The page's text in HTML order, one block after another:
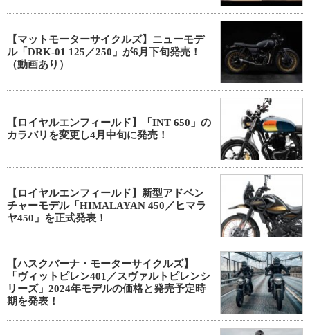
【マットモーターサイクルズ】ニューモデ
ル「DRK-01 125／250」が6月下旬発売！
（動画あり）
【ロイヤルエンフィールド】「INT 650」の
カラバリを変更し4月中旬に発売！
【ロイヤルエンフィールド】新型アドベン
チャーモデル「HIMALAYAN 450／ヒマラ
ヤ450」を正式発表！
【ハスクバーナ・モーターサイクルズ】
「ヴィットピレン401／スヴァルトピレンシ
リーズ」2024年モデルの価格と発売予定時
期を発表！